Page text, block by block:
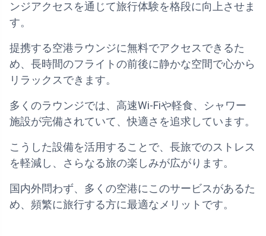
ンジアクセスを通じて旅行体験を格段に向上させま
す。
提携する空港ラウンジに無料でアクセスできるた
め、長時間のフライトの前後に静かな空間で心から
リラックスできます。
多くのラウンジでは、高速Wi-Fiや軽食、シャワー
施設が完備されていて、快適さを追求しています。
こうした設備を活用することで、長旅でのストレス
を軽減し、さらなる旅の楽しみが広がります。
国内外問わず、多くの空港にこのサービスがあるた
め、頻繁に旅行する方に最適なメリットです。